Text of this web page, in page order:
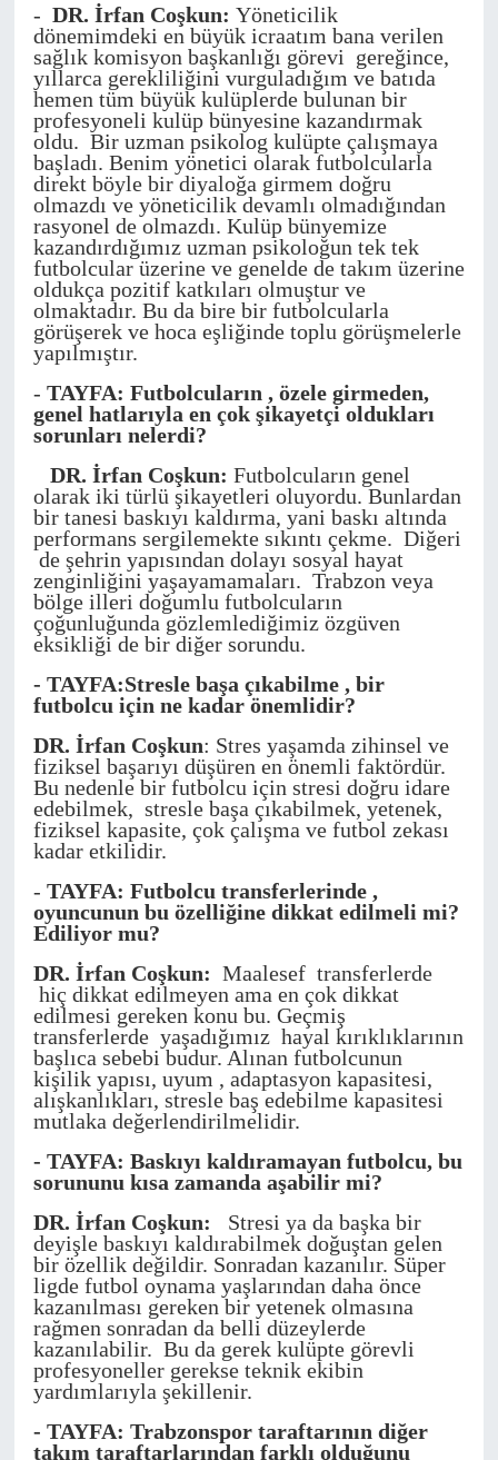
- DR. İrfan Coşkun: Yöneticilik
dönemimdeki en büyük icraatım bana verilen
sağlık komisyon başkanlığı görevi gereğince,
yıllarca gerekliliğini vurguladığım ve batıda
hemen tüm büyük kulüplerde bulunan bir
profesyoneli kulüp bünyesine kazandırmak
oldu. Bir uzman psikolog kulüpte çalışmaya
başladı. Benim yönetici olarak futbolcularla
direkt böyle bir diyaloğa girmem doğru
olmazdı ve yöneticilik devamlı olmadığından
rasyonel de olmazdı. Kulüp bünyemize
kazandırdığımız uzman psikoloğun tek tek
futbolcular üzerine ve genelde de takım üzerine
oldukça pozitif katkıları olmuştur ve
olmaktadır. Bu da bire bir futbolcularla
görüşerek ve hoca eşliğinde toplu görüşmelerle
yapılmıştır.
- TAYFA: Futbolcuların , özele girmeden,
genel hatlarıyla en çok şikayetçi oldukları
sorunları nelerdi?
DR. İrfan Coşkun: Futbolcuların genel
olarak iki türlü şikayetleri oluyordu. Bunlardan
bir tanesi baskıyı kaldırma, yani baskı altında
performans sergilemekte sıkıntı çekme. Diğeri
de şehrin yapısından dolayı sosyal hayat
zenginliğini yaşayamamaları. Trabzon veya
bölge illeri doğumlu futbolcuların
çoğunluğunda gözlemlediğimiz özgüven
eksikliği de bir diğer sorundu.
- TAYFA:Stresle başa çıkabilme , bir
futbolcu için ne kadar önemlidir?
DR. İrfan Coşkun: Stres yaşamda zihinsel ve
fiziksel başarıyı düşüren en önemli faktördür.
Bu nedenle bir futbolcu için stresi doğru idare
edebilmek, stresle başa çıkabilmek, yetenek,
fiziksel kapasite, çok çalışma ve futbol zekası
kadar etkilidir.
- TAYFA: Futbolcu transferlerinde ,
oyuncunun bu özelliğine dikkat edilmeli mi?
Ediliyor mu?
DR. İrfan Coşkun: Maalesef transferlerde
hiç dikkat edilmeyen ama en çok dikkat
edilmesi gereken konu bu. Geçmiş
transferlerde yaşadığımız hayal kırıklıklarının
başlıca sebebi budur. Alınan futbolcunun
kişilik yapısı, uyum , adaptasyon kapasitesi,
alışkanlıkları, stresle baş edebilme kapasitesi
mutlaka değerlendirilmelidir.
- TAYFA: Baskıyı kaldıramayan futbolcu, bu
sorununu kısa zamanda aşabilir mi?
DR. İrfan Coşkun: Stresi ya da başka bir
deyişle baskıyı kaldırabilmek doğuştan gelen
bir özellik değildir. Sonradan kazanılır. Süper
ligde futbol oynama yaşlarından daha önce
kazanılması gereken bir yetenek olmasına
rağmen sonradan da belli düzeylerde
kazanılabilir. Bu da gerek kulüpte görevli
profesyoneller gerekse teknik ekibin
yardımlarıyla şekillenir.
- TAYFA: Trabzonspor taraftarının diğer
takım taraftarlarından farklı olduğunu